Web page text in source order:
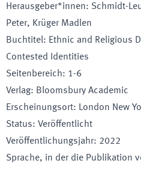
Herausgeber*innen: Schmidt-
Peter, Krüger Madlen
Buchtitel: Ethnic and Religious
Contested Identities
Seitenbereich: 1-6
Verlag: Bloomsbury Academic
Erscheinungsort: London New
Status: Veröffentlicht
Veröffentlichungsjahr: 2022
Sprache, in der die Publikation